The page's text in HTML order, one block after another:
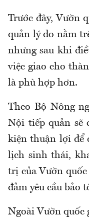
Trước đây, Vườn
quản lý do nằm
nhưng sau khi
việc giao cho
là phù hợp hơn.
Theo Bộ Nông
Nội tiếp quản sẽ
kiện thuận lợi để
lịch sinh thái,
trị của Vườn
đảm yêu cầu bảo
Ngoài Vườn quốc